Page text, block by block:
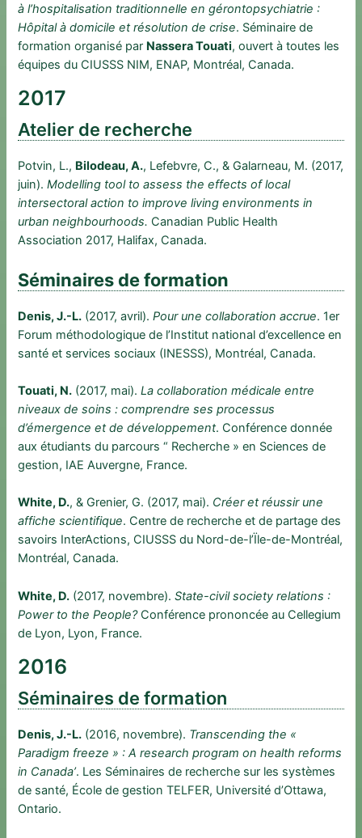
à l’hospitalisation traditionnelle en gérontopsychiatrie :
Hôpital à domicile et résolution de crise. Séminaire de
formation organisé par Nassera Touati, ouvert à toutes les
équipes du CIUSSS NIM, ENAP, Montréal, Canada.
2017
Atelier de recherche
Potvin, L., Bilodeau, A., Lefebvre, C., & Galarneau, M. (2017,
juin).Modelling tool to assess the effects of local
intersectoral action to improve living environments in
urban neighbourhoods. Canadian Public Health
Association 2017, Halifax, Canada.
Séminaires de formation
Denis, J.-L. (2017, avril).Pour une collaboration accrue. 1er
Forum méthodologique de l’Institut national d’excellence en
santé et services sociaux (INESSS), Montréal, Canada.
Touati, N. (2017, mai).La collaboration médicale entre
niveaux de soins : comprendre ses processus
d’émergence et de développement. Conférence donnée
aux étudiants du parcours “ Recherche » en Sciences de
gestion, IAE Auvergne, France.
White, D., & Grenier, G. (2017, mai). Créer et réussir une
affiche scientifique. Centre de recherche et de partage des
savoirs InterActions, CIUSSS du Nord-de-l’Ïle-de-Montréal,
Montréal, Canada.
White, D. (2017, novembre).State-civil society relations :
Power to the People?Conférence prononcée au Cellegium
de Lyon, Lyon, France.
2016
Séminaires de formation
Denis, J.-L. (2016, novembre). Transcending the «
Paradigm freeze » : A research program on health reforms
in Canada’. Les Séminaires de recherche sur les systèmes
de santé, École de gestion TELFER, Université d’Ottawa,
Ontario.